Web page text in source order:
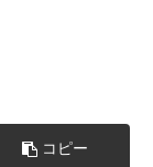
コピー